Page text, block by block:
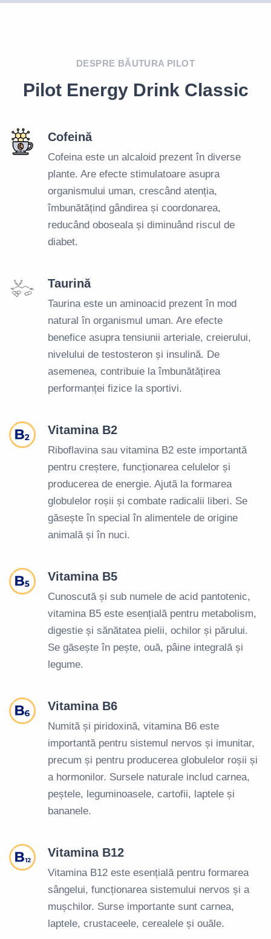
DESPRE BĂUTURA PILOT
Pilot Energy Drink Classic
Cofeină
Cofeina este un alcaloid prezent în diverse
plante. Are efecte stimulatoare asupra
organismului uman, crescând atenția,
îmbunătățind gândirea și coordonarea,
reducând oboseala și diminuând riscul de
diabet.
Taurină
Taurina este un aminoacid prezent în mod
natural în organismul uman. Are efecte
benefice asupra tensiunii arteriale, creierului,
nivelului de testosteron și insulină. De
asemenea, contribuie la îmbunătățirea
performanței fizice la sportivi.
Vitamina B2
Riboflavina sau vitamina B2 este importantă
pentru creștere, funcționarea celulelor și
producerea de energie. Ajută la formarea
globulelor roșii și combate radicalii liberi. Se
găsește în special în alimentele de origine
animală și în nuci.
Vitamina B5
Cunoscută și sub numele de acid pantotenic,
vitamina B5 este esențială pentru metabolism,
digestie și sănătatea pielii, ochilor și părului.
Se găsește în pește, ouă, pâine integrală și
legume.
Vitamina B6
Numită și piridoxină, vitamina B6 este
importantă pentru sistemul nervos și imunitar,
precum și pentru producerea globulelor roșii și
a hormonilor. Sursele naturale includ carnea,
peștele, leguminoasele, cartofii, laptele și
bananele.
Vitamina B12
Vitamina B12 este esențială pentru formarea
sângelui, funcționarea sistemului nervos și a
mușchilor. Surse importante sunt carnea,
laptele, crustaceele, cerealele și ouăle.